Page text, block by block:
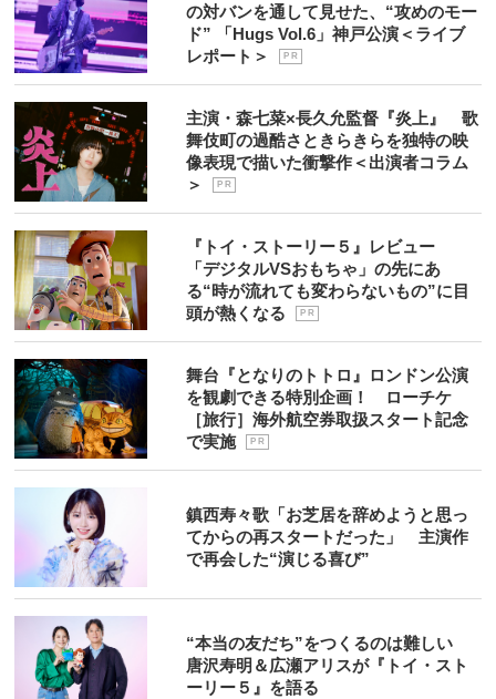
の対バンを通して見せた、“攻めのモー
ド” 「Hugs Vol.6」神戸公演＜ライブ
レポート＞
P R
主演・森七菜×長久允監督『炎上』 歌
舞伎町の過酷さときらきらを独特の映
像表現で描いた衝撃作＜出演者コラム
＞
P R
『トイ・ストーリー５』レビュー
「デジタルVSおもちゃ」の先にあ
る“時が流れても変わらないもの”に目
頭が熱くなる
P R
舞台『となりのトトロ』ロンドン公演
を観劇できる特別企画！ ローチケ
［旅行］海外航空券取扱スタート記念
で実施
P R
鎮西寿々歌「お芝居を辞めようと思っ
てからの再スタートだった」 主演作
で再会した“演じる喜び”
“本当の友だち”をつくるのは難しい
唐沢寿明＆広瀬アリスが『トイ・スト
ーリー５』を語る